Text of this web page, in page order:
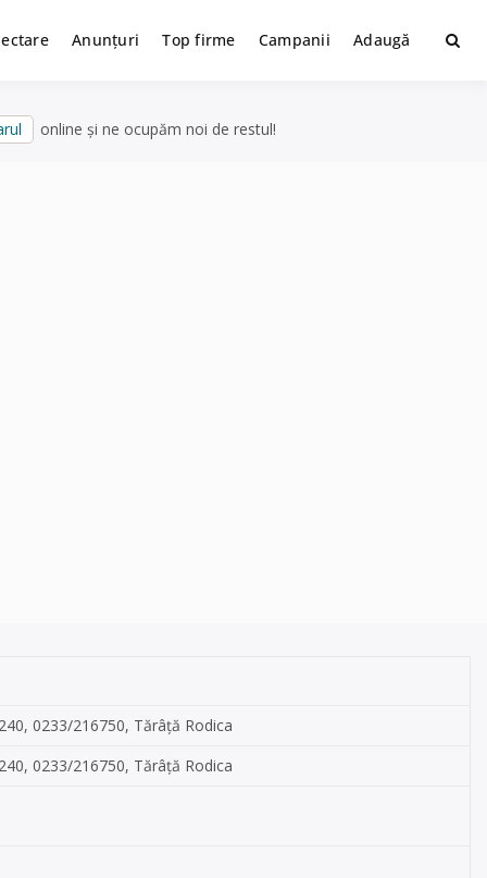
Anunțuri Top firme Campanii Adaugă
online și ne ocupăm noi de restul!
0233/216750, Tărâță Rodica
0233/216750, Tărâță Rodica